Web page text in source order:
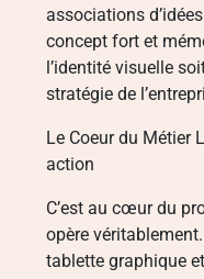
associations
concept fort et
l’identité visuelle
stratégie de
Le Coeur du Métier
action
C’est au cœur du
opère
tablette graphique